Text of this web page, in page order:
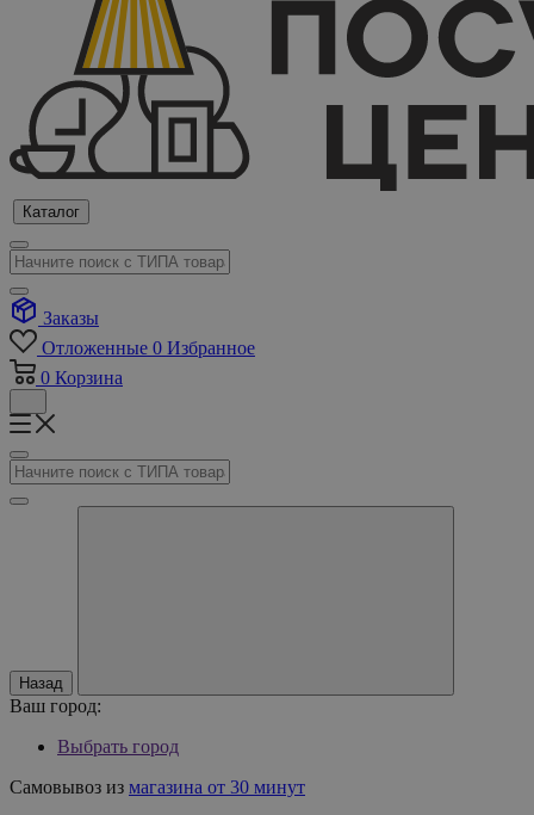
Каталог
Заказы
Отложенные 0 Избранное
0 Корзина
Назад
Ваш город:
Выбрать город
Самовывоз из магазина от 30 минут